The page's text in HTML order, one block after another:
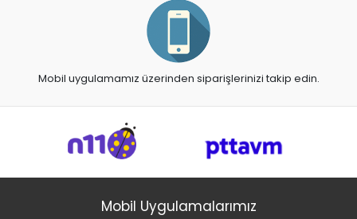
Mobil uygulamamız üzerinden siparişlerinizi takip edin.
Mobil Uygulamalarımız